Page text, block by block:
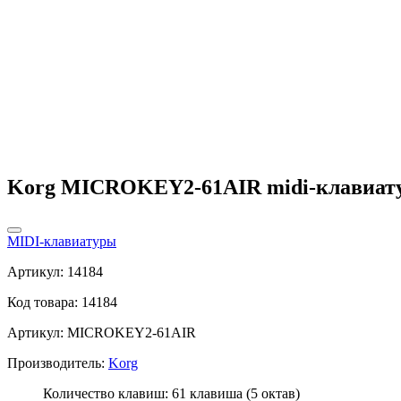
Korg MICROKEY2-61AIR midi-
MIDI-клавиатуры
Артикул: 14184
Код товара: 14184
Артикул: MICROKEY2-61AIR
Производитель: Korg
Количество клавиш: 61 клавиша (5 октав)